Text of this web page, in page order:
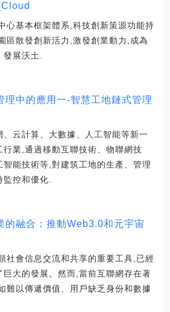
心基本框架體系,科技創新策源功能持
區散發創新活力,激發創業動力,成為
發展沃土.
理中的應用一-智慧工地鏈式管理
、云計算、大數據、人工智能等新一
業,通過移動互聯技術、物聯網技
能技術等,對建筑工地的生產、管理
監控和優化.
的融合：推動Web3.0和元宇宙
社會信息交流和共享的重要工具,已經
大的發展。然而,當前互聯網存在著
難以傳遞價值、用戶缺乏身份和數據